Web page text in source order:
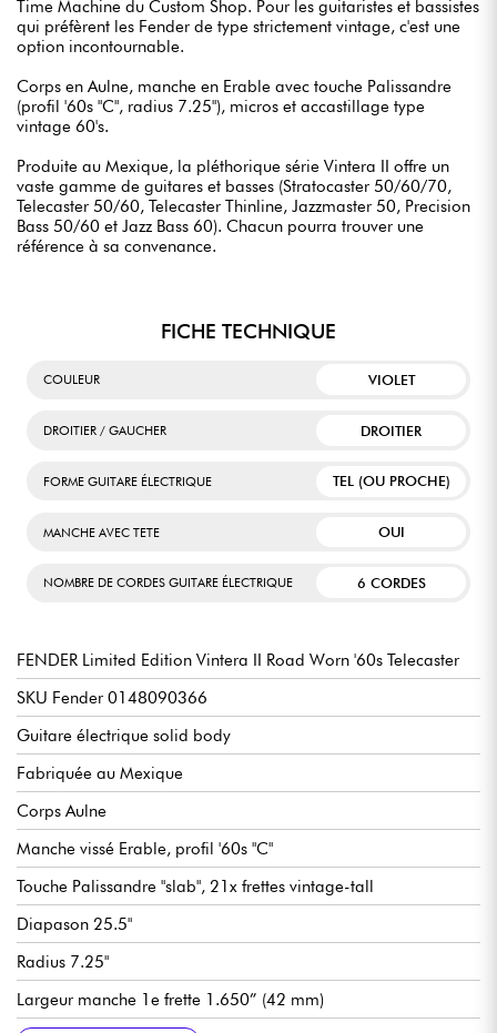
Time Machine du Custom Shop. Pour les guitaristes et bassistes
qui préfèrent les Fender de type strictement vintage, c'est une
option incontournable.
Corps en Aulne, manche en Erable avec touche Palissandre
(profil '60s "C", radius 7.25"), micros et accastillage type
vintage 60's.
Produite au Mexique, la pléthorique série Vintera II offre un
vaste gamme de guitares et basses (Stratocaster 50/60/70,
Telecaster 50/60, Telecaster Thinline, Jazzmaster 50, Precision
Bass 50/60 et Jazz Bass 60). Chacun pourra trouver une
référence à sa convenance.
FICHE TECHNIQUE
COULEUR VIOLET
DROITIER / GAUCHER DROITIER
FORME GUITARE ÉLECTRIQUE TEL (OU PROCHE)
MANCHE AVEC TETE OUI
NOMBRE DE CORDES GUITARE ÉLECTRIQUE 6 CORDES
FENDER Limited Edition Vintera II Road Worn '60s Telecaster
SKU Fender 0148090366
Guitare électrique solid body
Fabriquée au Mexique
Corps Aulne
Manche vissé Erable, profil '60s "C"
Touche Palissandre "slab", 21x frettes vintage-tall
Diapason 25.5"
Radius 7.25"
Largeur manche 1e frette 1.650” (42 mm)
Largeur manche fin de touche 2.200” (55,88 mm)
Micros simple-bobinage Fender Vintage-Style '60s Single-Coil
Volume général
Tonalité générale
Sélecteur micros 3x positions
Chevalet Fender 3-Saddle Vintage-Style Tele® with Slotted
Mécaniques Fender Vintage-Style
Finition nitrocellulose brillant
Vendue avec housse Fender Deluxe Gig Bag